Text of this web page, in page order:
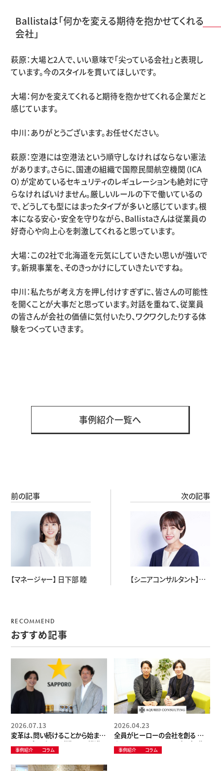
Ballistaは「何かを変える期待を抱かせてくれる
会社」
萩原：大場と2人で、いい意味で「尖っている会社」と表現し
ています。今のスタイルを貫いてほしいです。
大場：何かを変えてくれると期待を抱かせてくれる企業だと
感じています。
中川：ありがとうございます。お任せください。
萩原：空港には空港法という順守しなければならない憲法
があります。さらに、国連の組織で国際民間航空機関（ICA
O）が定めているセキュリティのレギュレーションも絶対に守
らなければいけません。厳しいルールの下で働いているの
で、どうしても型にはまったタイプが多いと感じています。根
本になる安心・安全を守りながら、Ballistaさんは従業員の
好奇心や向上心を刺激してくれると思っています。
大場：この2社で北海道を元気にしていきたい思いが強いで
す。新規事業を、そのきっかけにしていきたいですね。
中川：私たちが考え方を押し付けすぎずに、皆さんの可能性
を開くことが大事だと思っています。対話を重ねて、従業員
の皆さんが会社の価値に気付いたり、ワクワクしたりする体
験をつくっていきます。
事例紹介一覧へ
前の記事
【マネージャー】 日下部 睦
次の記事
【シニアコンサルタント】
RECOMMEND
おすすめ記事
変革は、問い続けることから始まる
―サッポロビールが描く、DX推進
の本質と飲料業界の未来―
2026.07.13
事例紹介 コラム
全員がヒーローの会社を創る ―ア
クアードコンサルティング代表・住
吉氏が語る人材育成の本質と
2026.04.23
事例紹介 コラム